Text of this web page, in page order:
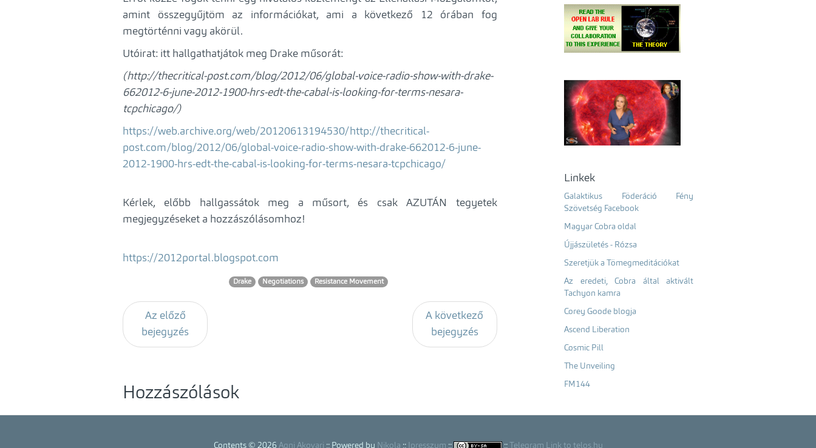
amint összegyűjtöm az információkat, ami a következő 12 órában fog
megtörténni vagy akörül.
Utóirat: itt hallgathatjátok meg Drake műsorát:
(http://thecritical-post.com/blog/2012/06/global-voice-radio-show-with-drake-
662012-6-june-2012-1900-hrs-edt-the-cabal-is-looking-for-terms-nesara-
tcpchicago/)
https://web.archive.org/web/20120613194530/http://thecritical-
post.com/blog/2012/06/global-voice-radio-show-with-drake-662012-6-june-
2012-1900-hrs-edt-the-cabal-is-looking-for-terms-nesara-tcpchicago/
Kérlek, előbb hallgassátok meg a műsort, és csak AZUTÁN tegyetek
megjegyzéseket a hozzászólásomhoz!
https://2012portal.blogspot.com
Drake Negotiations Resistance Movement
Az előző
bejegyzés
A következő
bejegyzés
Hozzászólások
Linkek
Galaktikus Föderáció Fény
Szövetség Facebook
Magyar Cobra oldal
Újjászületés - Rózsa
Szeretjük a Tömegmeditációkat
Az eredeti, Cobra által aktivált
Tachyon kamra
Corey Goode blogja
Ascend Liberation
Cosmic Pill
The Unveiling
FM144
Contents © 2026 Agni Akovari :: Powered by Nikola :: Ipresszum :: :: Telegram Link to telos.hu